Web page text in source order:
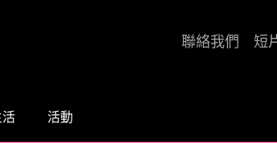
活 活動
聯絡我們 短